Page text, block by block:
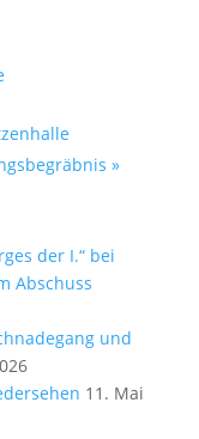
»
der I.“ bei
Abschuss
und
11. Mai